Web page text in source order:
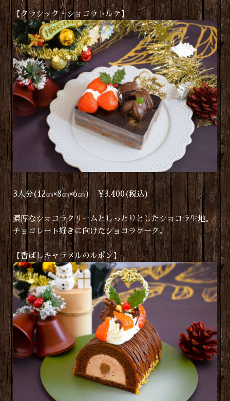
【クラシック・ショコラトルテ】
3人分(12㎝×8㎝×6㎝) ¥3,400(税込)
濃厚なショコラクリームとしっとりとしたショコラ生地。
チョコレート好きに向けたショコラケーク。
【香ばしキャラメルのルポン】